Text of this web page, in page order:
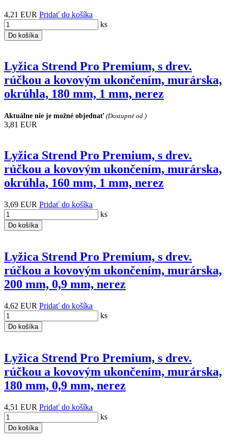
4,21 EUR Pridať do košíka
ks
Do košíka
Lyžica Strend Pro Premium, s drev.
rúčkou a kovovým ukončením, murárska,
okrúhla, 180 mm, 1 mm, nerez
Aktuálne nie je možné objednať (Dostupné od )
3,81 EUR
Lyžica Strend Pro Premium, s drev.
rúčkou a kovovým ukončením, murárska,
okrúhla, 160 mm, 1 mm, nerez
3,69 EUR Pridať do košíka
ks
Do košíka
Lyžica Strend Pro Premium, s drev.
rúčkou a kovovým ukončením, murárska,
200 mm, 0,9 mm, nerez
4,62 EUR Pridať do košíka
ks
Do košíka
Lyžica Strend Pro Premium, s drev.
rúčkou a kovovým ukončením, murárska,
180 mm, 0,9 mm, nerez
4,51 EUR Pridať do košíka
ks
Do košíka